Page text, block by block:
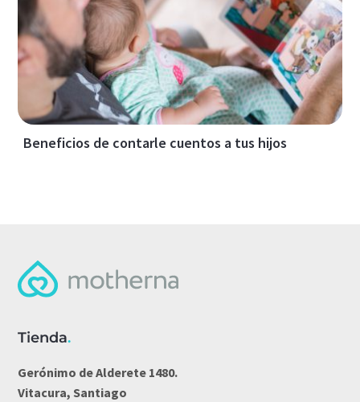
Beneficios de contarle cuentos a tus hijos
Tienda.
Gerónimo de Alderete 1480.
Vitacura, Santiago